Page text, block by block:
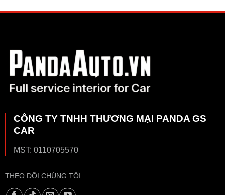
CÔNG TY TNHH THƯƠNG MẠI PANDA GS
CAR
MST: 0110705570
THEO DÕI CHÚNG TÔI